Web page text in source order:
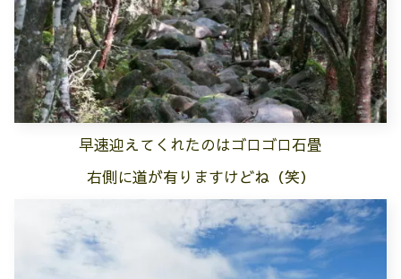
早速迎えてくれたのはゴロゴロ石畳
右側に道が有りますけどね（笑）